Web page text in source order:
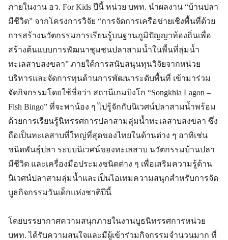
ภายในงาน อว. For Kids ปีนี้ หน่วย บพท. นำผลงาน “บ้านปลา
มีชีวิต” จากโครงการวิจัย “การจัดการเครือข่ายเชิงพื้นที่ด้วย
การสร้างนวัตกรรมการเรียนรู้บนฐานภูมิปัญญาท้องถิ่นเพื่อ
สร้างต้นแบบการพัฒนาชุมชนปลาสามน้ำในพื้นที่ลุ่มน้ำ
ทะเลสาบสงขลา” ภายใต้การสนับสนุนทุนวิจัยจากหน่วย
บริหารและจัดการทุนด้านการพัฒนาระดับพื้นที่ เข้ามาร่วม
จัดกิจกรรมโดยใช้ชื่อว่า สถานีเกมบิงโก “Songkhla Lagon –
Fish Bingo” ที่จะพาน้อง ๆ ไปรู้จักกับนิเวศน์ปลาสามน้ำพร้อม
ด้วยการเรียนรู้นิทรรศการปลาสามลุ่มน้ำทะเลสาบสงขลา ซึ่ง
ถือเป็นทะเลสาบที่ใหญ่ที่สุดของไทยในด้านต่าง ๆ อาทิเช่น
ชนิดพันธุ์ปลา ระบบนิเวศน์ของทะเลสาบ นวัตกรรมบ้านปลา
มีชีวิต และเครื่องมือประมงชนิดต่าง ๆ เพื่อเสริมความรู้ด้าน
นิเวศน์ปลาสามลุ่มน้ำและเป็นไอเทมความสนุกสำหรับการจัด
บูธกิจกรรมวันเด็กแห่งชาติปีนี้
โดยบรรยากาศความสนุกภายในงานบูธนิทรรศการหน่วย
บพท. ได้รับความสนใจและมีผู้เข้าร่วมกิจกรรมจำนวนมาก ที่